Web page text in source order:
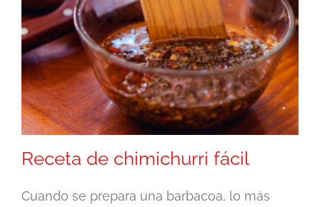
Receta de chimichurri fácil
Cuando se prepara una barbacoa, lo más